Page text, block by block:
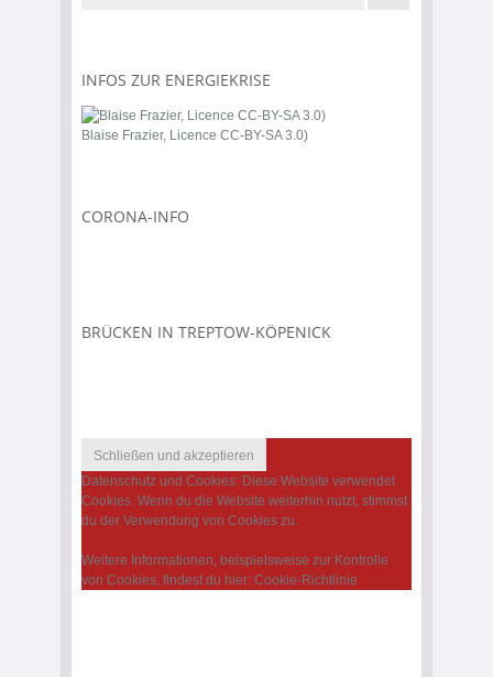
INFOS ZUR ENERGIEKRISE
Blaise Frazier, Licence CC-BY-SA 3.0)
CORONA-INFO
BRÜCKEN IN TREPTOW-KÖPENICK
Datenschutz und Cookies: Diese Website verwendet
Cookies. Wenn du die Website weiterhin nutzt, stimmst
du der Verwendung von Cookies zu.
Weitere Informationen, beispielsweise zur Kontrolle
von Cookies, findest du hier: Cookie-Richtlinie